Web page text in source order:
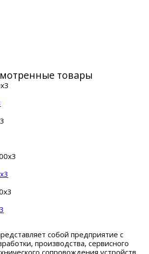
товары
собой предприятие с
производства, сервисного